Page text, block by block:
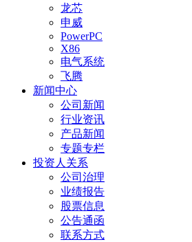
龙芯
申威
PowerPC
X86
电气系统
飞腾
新闻中心
公司新闻
行业资讯
产品新闻
专题专栏
投资人关系
公司治理
业绩报告
股票信息
公告通函
联系方式